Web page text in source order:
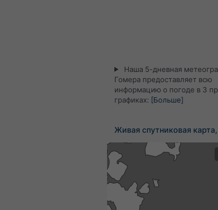
Наша 5-дневная
Гомера предоставляет всю
информацию о погоде в 3
графиках: [Больше]
Живая спутниковая